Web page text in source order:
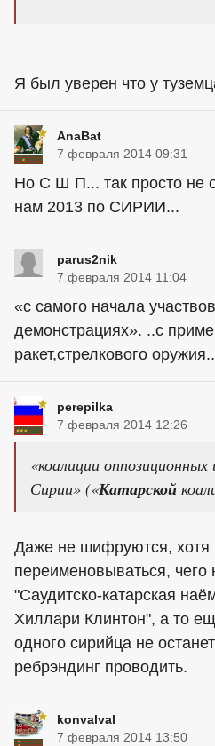
Я был уверен что у
AnaBat
7 февраля 2014 09:31
Но С Ш П... так просто не
нам 2013 по СИРИИ...
parus2nik
7 февраля 2014 11:04
«с самого начала
демонстрациях». ..с
ракет,стрелкового
perepilka
7 февраля 2014 12:26
«коалиции
Сирии» («Катарской
Даже не шифруются, хотя
переименовываться, чего
"Саудитско-катарская
Хиллари Клинтон", а то
одного сирийца не
ребрэндинг проводить.
konvalval
7 февраля 2014 13:50